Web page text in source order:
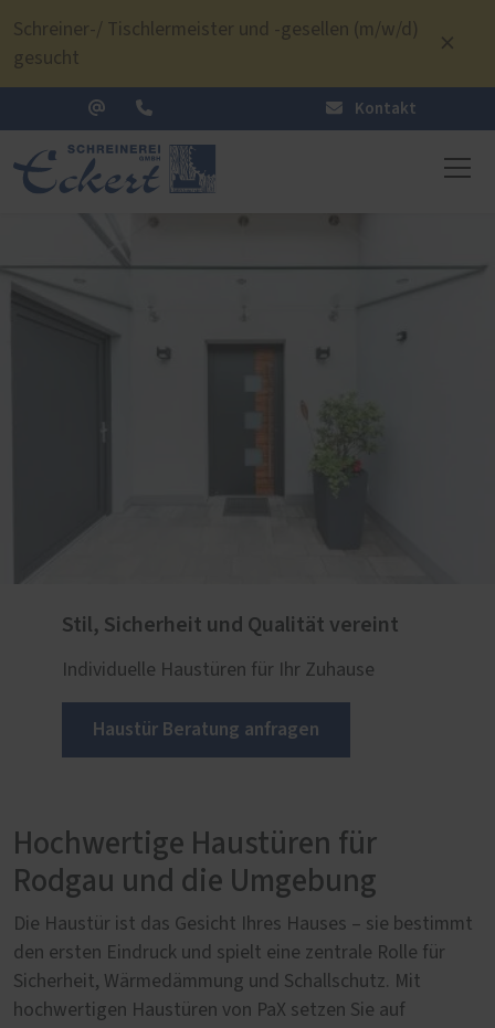
Schreiner-/ Tischlermeister und -gesellen (m/w/d)
gesucht
Kontakt
Stil, Sicherheit und Qualität vereint
Individuelle Haustüren für Ihr Zuhause
Haustür Beratung anfragen
Hochwertige Haustüren für
Rodgau und die Umgebung
Die Haustür ist das Gesicht Ihres Hauses – sie bestimmt
den ersten Eindruck und spielt eine zentrale Rolle für
Sicherheit, Wärmedämmung und Schallschutz. Mit
hochwertigen Haustüren von PaX setzen Sie auf